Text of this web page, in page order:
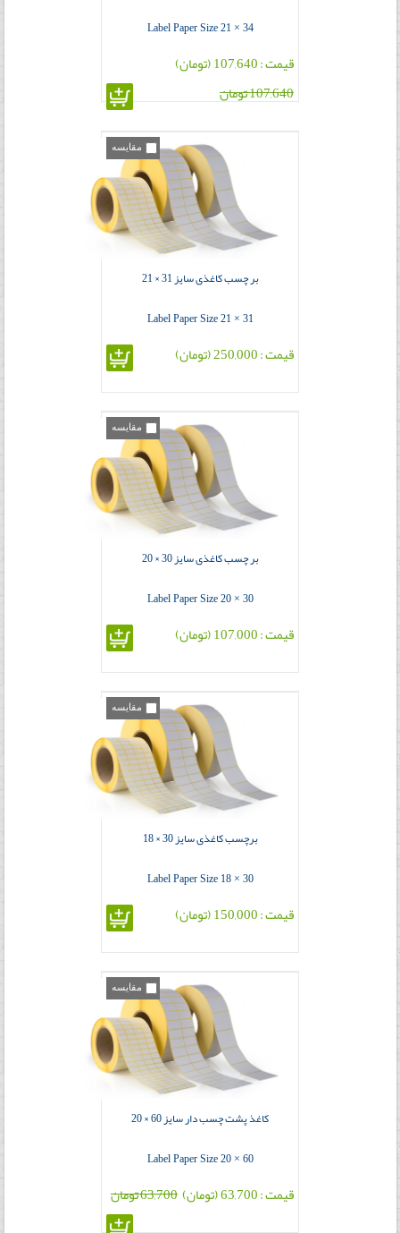
Label Paper Size 21 × 34
قیمت : 107,640 (تومان)
107,640 تومان
مقایسه
بر چسب کاغذی سایز 31 × 21
Label Paper Size 21 × 31
قیمت : 250,000 (تومان)
مقایسه
بر چسب کاغذی سایز 30 × 20
Label Paper Size 20 × 30
قیمت : 107,000 (تومان)
مقایسه
برچسب کاغذی سایز 30 × 18
Label Paper Size 18 × 30
قیمت : 150,000 (تومان)
مقایسه
کاغذ پشت چسب دار سایز 60 × 20
Label Paper Size 20 × 60
قیمت : 63,700 (تومان) 63,700 تومان